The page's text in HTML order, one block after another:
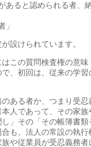
あると認められる者、
」
設けられています。
この質問検査権の意
、初回は、従来の学
ある者か、つまり受
人であって、その家
」その「その帳簿書
も、法人の常設の執
や従業員が受忍義務